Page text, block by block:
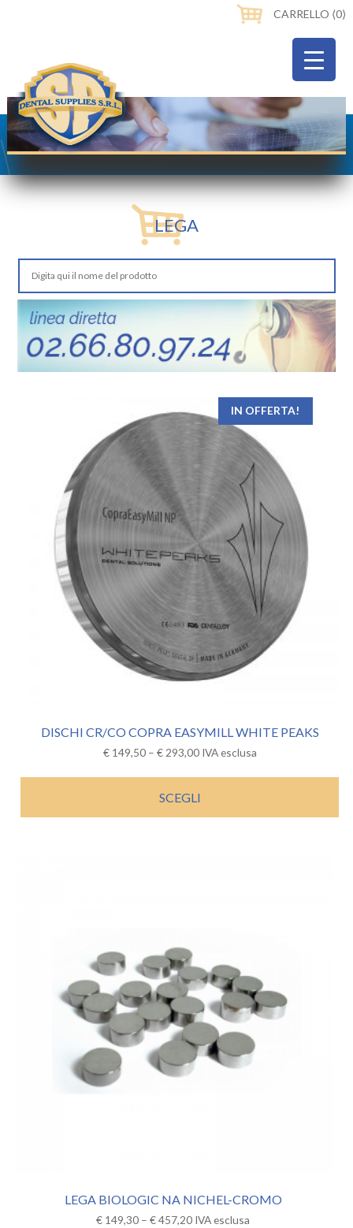
CARRELLO ⟨0⟩
LEGA
IN OFFERTA!
DISCHI CR/CO COPRA EASYMILL WHITE PEAKS
€149,50– €293,00 IVA esclusa
SCEGLI
LEGA BIOLOGIC NA NICHEL-CROMO
€ 149,30 –€457,20 IVA esclusa